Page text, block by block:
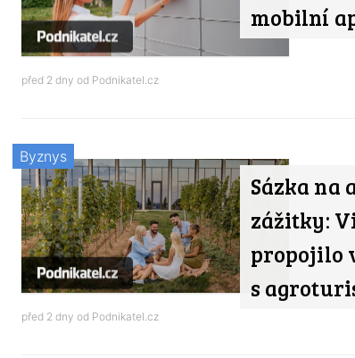
mobilní
před 2 dny od Podnikatel.cz
Sázka na
zážitky:
propojilo
s
Byznys
před 2 dny od Podnikatel.cz